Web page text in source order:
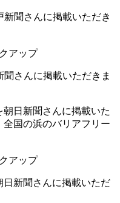
アップ
さんに掲載いただきま
アップ
新聞さんに掲載いただ